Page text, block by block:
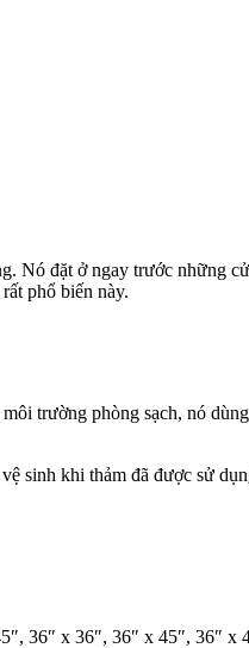
Nó đặt ở ngay trước những
phổ biến này.
trường phòng sạch, nó
sinh khi thảm đã được sử
36″ x 36″, 36″ x 45″,